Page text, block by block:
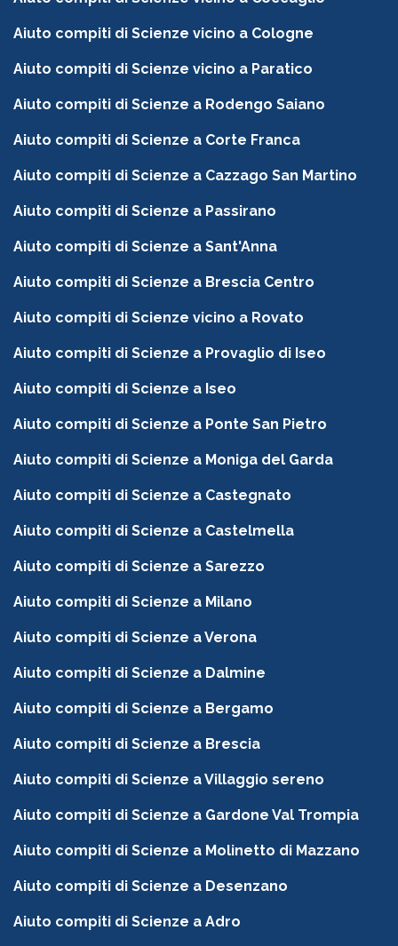
Aiuto compiti di Scienze vicino a Cologne
Aiuto compiti di Scienze vicino a Paratico
Aiuto compiti di Scienze a Rodengo Saiano
Aiuto compiti di Scienze a Corte Franca
Aiuto compiti di Scienze a Cazzago San Martino
Aiuto compiti di Scienze a Passirano
Aiuto compiti di Scienze a Sant'Anna
Aiuto compiti di Scienze a Brescia Centro
Aiuto compiti di Scienze vicino a Rovato
Aiuto compiti di Scienze a Provaglio di Iseo
Aiuto compiti di Scienze a Iseo
Aiuto compiti di Scienze a Ponte San Pietro
Aiuto compiti di Scienze a Moniga del Garda
Aiuto compiti di Scienze a Castegnato
Aiuto compiti di Scienze a Castelmella
Aiuto compiti di Scienze a Sarezzo
Aiuto compiti di Scienze a Milano
Aiuto compiti di Scienze a Verona
Aiuto compiti di Scienze a Dalmine
Aiuto compiti di Scienze a Bergamo
Aiuto compiti di Scienze a Brescia
Aiuto compiti di Scienze a Villaggio sereno
Aiuto compiti di Scienze a Gardone Val Trompia
Aiuto compiti di Scienze a Molinetto di Mazzano
Aiuto compiti di Scienze a Desenzano
Aiuto compiti di Scienze a Adro